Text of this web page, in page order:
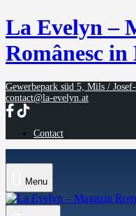
La Evelyn –
Românesc
Gewerbepark süd 5, Mils /
contact@la-evelyn.at
Contact
Menu